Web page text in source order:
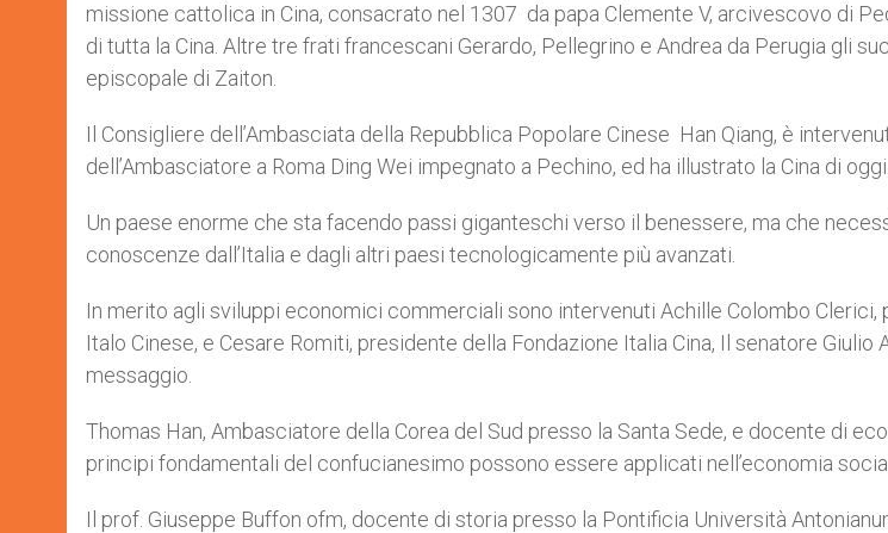
missione cattolica in Cina, consacrato nel 1307 da papa Clemente V, arcivescovo di
di tutta la Cina. Altre tre frati francescani Gerardo, Pellegrino e Andrea da Perugia gli
episcopale di Zaiton.
Il Consigliere dell’Ambasciata della Repubblica Popolare Cinese Han Qiang, è
dell’Ambasciatore a Roma Ding Wei impegnato a Pechino, ed ha illustrato la Cina di oggi.
Un paese enorme che sta facendo passi giganteschi verso il benessere, ma che
conoscenze dall’Italia e dagli altri paesi tecnologicamente più avanzati.
In merito agli sviluppi economici commerciali sono intervenuti Achille Colombo Clerici,
Italo Cinese, e Cesare Romiti, presidente della Fondazione Italia Cina, Il senatore Giulio
messaggio.
Thomas Han, Ambasciatore della Corea del Sud presso la Santa Sede, e docente di
principi fondamentali del confucianesimo possono essere applicati nell’economia
Il prof. Giuseppe Buffon ofm, docente di storia presso la Pontificia Università